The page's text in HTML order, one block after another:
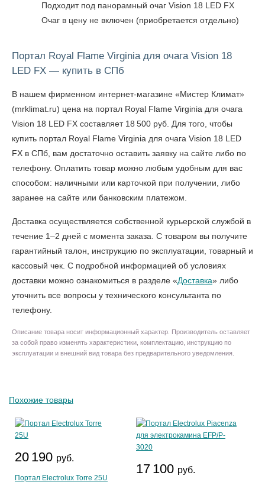
Подходит под панорамный очаг Vision 18 LED FX
Очаг в цену не включен (приобретается отдельно)
Портал Royal Flame Virginia для очага Vision 18
LED FX — купить в СПб
В нашем фирменном интернет-магазине «Мистер Климат»
(mrklimat.ru) цена на портал Royal Flame Virginia для очага
Vision 18 LED FX составляет 18 500 руб. Для того, чтобы
купить портал Royal Flame Virginia для очага Vision 18 LED
FX в СПб , вам достаточно оставить заявку на сайте либо по
телефону. Оплатить товар можно любым удобным для вас
способом: наличными или карточкой при получении, либо
заранее на сайте или банковским платежом.
Доставка осуществляется собственной курьерской службой в
течение 1–2 дней с момента заказа. С товаром вы получите
гарантийный талон, инструкцию по эксплуатации, товарный и
кассовый чек. С подробной информацией об условиях
доставки можно ознакомиться в разделе «Доставка» либо
уточнить все вопросы у технического консультанта по
телефону.
Описание товара носит информационный характер. Производитель оставляет
за собой право изменять характеристики, комплектацию, инструкцию по
эксплуатации и внешний вид товара без предварительного уведомления.
Похожие товары
20 190 руб.
Портал Electrolux Torre 25U
17 100 руб.